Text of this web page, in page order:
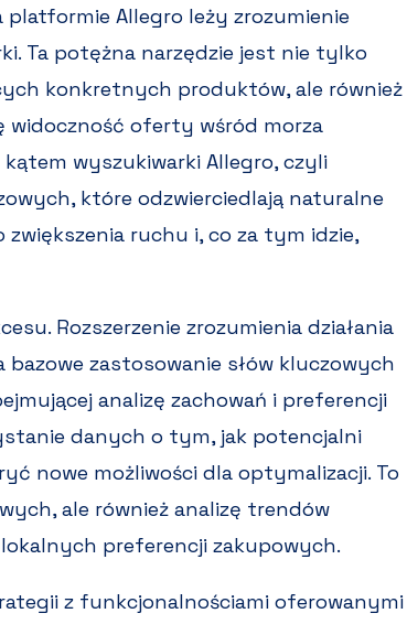
Allegro leży zrozumienie
Ta potężna narzędzie jest nie tylko
konkretnych produktów, ale również
oferty wśród morza
wyszukiwarki Allegro, czyli
które odzwierciedlają naturalne
ruchu i, co za tym idzie,
Rozszerzenie zrozumienia działania
zastosowanie słów kluczowych
analizę zachowań i preferencji
danych o tym, jak potencjalni
nowe możliwości dla optymalizacji. To
ale również analizę trendów
preferencji zakupowych.
z funkcjonalnościami oferowanymi